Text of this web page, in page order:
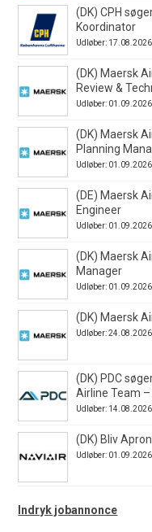
(DK) CPH
Koordinator
Udløber: 17.08.2026
(DK) Maersk
Review &
Udløber: 01.09.2026
(DK) Maersk
Planning
Udløber: 01.09.2026
(DE) Maersk
Engineer
Udløber: 01.09.2026
(DK) Maersk
Manager
Udløber: 01.09.2026
(DK) Maersk
Udløber: 24.08.2026
(DK) PDC
Airline Team –
Udløber: 14.08.2026
(DK) Bliv
Udløber: 01.09.2026
Indryk jobannonce